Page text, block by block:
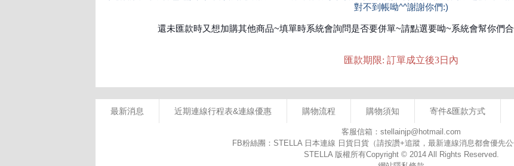
最新消息 近期連線行程表&連線優惠 購物流程 購物須知 寄件&匯款方式
客服信箱：stellainjp@hotmail.com
FB粉絲團：STELLA 日本連線 日貨日貨（請按讚+追蹤，最新連線消息都會優先公
STELLA 版權所有Copyright © 2014 All Rights Reserved.